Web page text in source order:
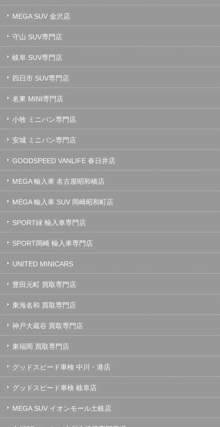
MEGA SUV 金沢店
守山 SUV専門店
岐阜 SUV専門店
四日市 SUV専門店
名東 MINI専門店
小牧 ミニバン専門店
安城 ミニバン専門店
GOODSPEED VANLIFE 春日井店
MEGA 輸入車 名古屋昭和橋店
MEGA 輸入車 SUV 岡崎昭和町店
SPORT緑 輸入車専門店
SPORT岡崎 輸入車専門店
UNITED MINICARS
豊田元町 買取専門店
東海名和 買取専門店
神戸大蔵谷 買取専門店
東福岡 買取専門店
グッドスピード車検 中川・港店
グッドスピード車検 岐阜店
MEGA SUV イオンモール土岐店